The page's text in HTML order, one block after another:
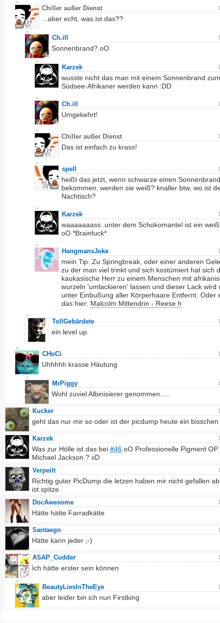
Chiller außer Dienst
...aber echt, was ist das??
Ch.ill
Sonnenbrand? oO
Karzek
wusste nicht das man mit einem Sonnenbrand zum
Südsee-Afrikaner werden kann :DD
Ch.ill
Umgekehrt!
Chiller außer Dienst
Das ist einfach zu krass!
spell
heißt das jetzt, wenn schwarze einen Sonnenbrand
bekommen, werden sie weiß? knaller btw, wo ist
Nachtisch?
Karzek
waaaaaaass..unter dem Schokomantel ist ein
oO *Brainfuck*
HangmansJoke
mein Tip: Zu Springbreak, oder einer anderen
zu der man viel trinkt und sich kostümiert hat sich
kaukasische Herr zu einem Menschen mit
wurzeln 'umlackieren' lassen und dieser Lack wird
unter Einbußung aller Körperhaare Entfernt. Oder
das hier: Malcolm Mittendrin - Reese h
TollGebärdete
ein level up
CHoCi
Uhhhhh krasse Häutung
MrPiggy
Wohl zuviel Albinisierer genommen.....
Kucker
geht das nur mir so oder ist der picdump heute ein
Karzek
Was zur Hölle ist das bei #46 oO Professionelle Pigment OP
Michael Jackson ? xD
Verpeilt
Richtig guter PicDump die letzen haben mir nicht gefallen
ist spitze.
DocAwesome
Hätte hätte Farradkätte
Santaego
Hätte kann jeder ;-)
ASAP_Cudder
Ich hätte erster sein können
BeautyLiesInTheEye
aber leider bin ich nun Firstking